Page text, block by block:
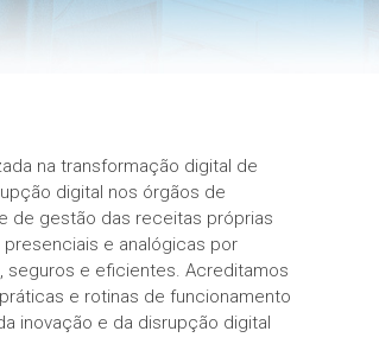
na transformação digital de
digital nos órgãos de
de gestão das receitas próprias
e analógicas por
seguros e eficientes. Acreditamos
e rotinas de funcionamento
inovação e da disrupção digital